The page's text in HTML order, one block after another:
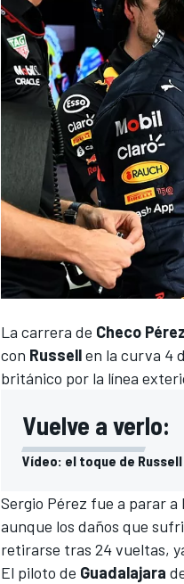
La carrera de Checo Pérez
con Russellen la curva 4
británico por la línea
Vuelve a verlo:
Vídeo: el toque de
Sergio Pérez fue a parar a
aunque los daños que
retirarse tras 24 vueltas,
El piloto de Guadalajara